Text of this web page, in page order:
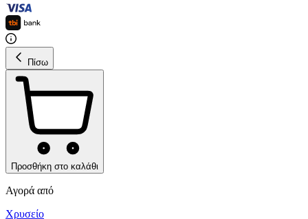
Πίσω
Προσθήκη στο καλάθι
Αγορά από
Χρυσείο